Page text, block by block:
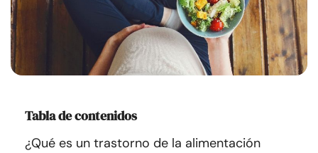
Ayuda
Cursos
Comunidad
Tabla de contenidos
¿Qué es un trastorno de la alimentación